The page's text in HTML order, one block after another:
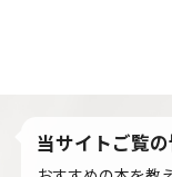
当サイトご覧の